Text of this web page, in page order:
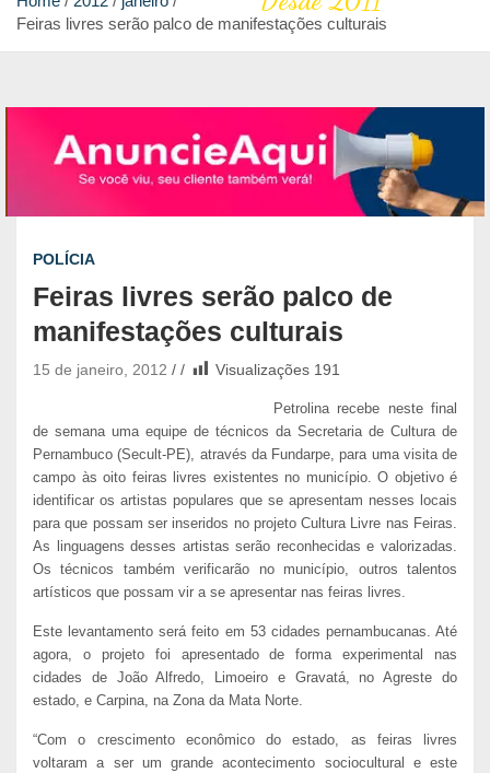
Feiras livres serão palco de manifestações culturais
POLÍCIA
Feiras livres serão palco de
manifestações culturais
15 de janeiro, 2012 Visualizações 191
Petrolina recebe neste final
de semana uma equipe de técnicos da Secretaria de Cultura de
Pernambuco (Secult-PE), através da Fundarpe, para uma visita de
campo às oito feiras livres existentes no município. O objetivo é
identificar os artistas populares que se apresentam nesses locais
para que possam ser inseridos no projeto Cultura Livre nas Feiras.
As linguagens desses artistas serão reconhecidas e valorizadas.
Os técnicos também verificarão no município, outros talentos
artísticos que possam vir a se apresentar nas feiras livres.
Este levantamento será feito em 53 cidades pernambucanas. Até
agora, o projeto foi apresentado de forma experimental nas
cidades de João Alfredo, Limoeiro e Gravatá, no Agreste do
estado, e Carpina, na Zona da Mata Norte.
“Com o crescimento econômico do estado, as feiras livres
voltaram a ser um grande acontecimento sociocultural e este